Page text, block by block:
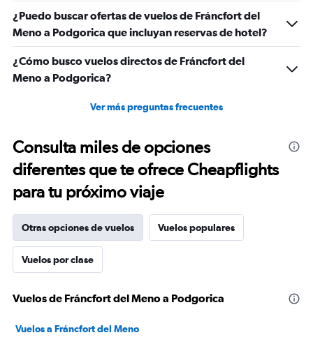
¿Puedo buscar ofertas de vuelos de Fráncfort del
Meno a Podgorica que incluyan reservas de hotel?
¿Cómo busco vuelos directos de Fráncfort del
Meno a Podgorica?
Ver más preguntas frecuentes
Consulta miles de opciones
diferentes que te ofrece Cheapflights
para tu próximo viaje
Otras opciones de vuelos Vuelos populares
Vuelos por clase
Vuelos de Fráncfort del Meno a Podgorica
Vuelos a Fráncfort del Meno